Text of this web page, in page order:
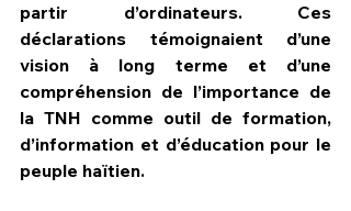
partir d’ordinateurs. Ces
déclarations témoignaient d’une
vision à long terme et d’une
compréhension de l’importance de
la TNH comme outil de formation,
d’information et d’éducation pour le
peuple haïtien.